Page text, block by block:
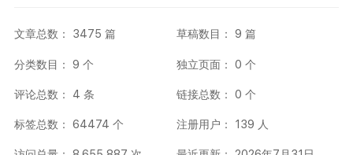
文章总数： 3475 篇 草稿数目： 9 篇
分类数目： 9 个 独立页面： 0 个
评论总数： 4 条 链接总数： 0 个
标签总数： 64474 个 注册用户： 139 人